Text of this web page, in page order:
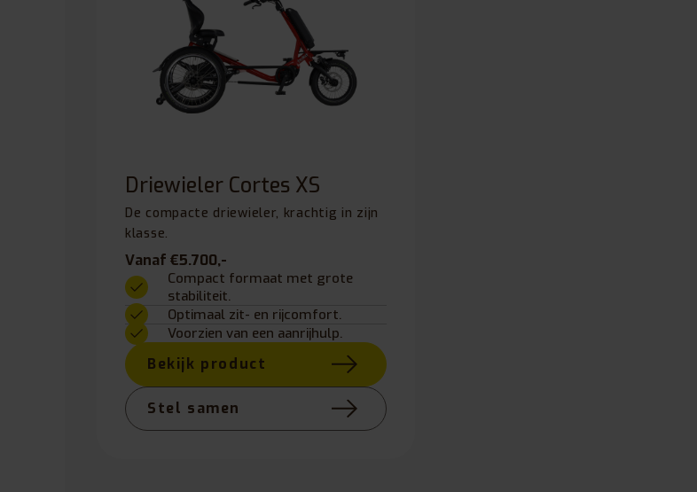
Driewieler Cortes XS
De compacte driewieler, krachtig in zijn
klasse.
Vanaf €5.700,-
Compact formaat met grote
stabiliteit.
Optimaal zit- en rijcomfort.
Voorzien van een aanrijhulp.
Bekijk product
Stel samen